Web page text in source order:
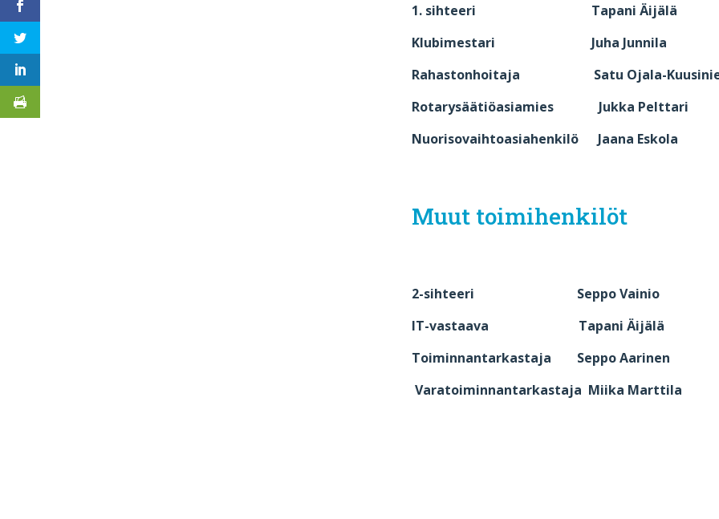
1. sihteeri Tapani Äijälä
Klubimestari Juha Junnila
Rahastonhoitaja Satu Ojala-
Rotarysäätiöasiamies Jukka Pelttari
Nuorisovaihtoasiahenkilö Jaana
Muut toimihenkilöt
2-sihteeri Seppo Vainio
IT-vastaava Tapani Äijälä
Toiminnantarkastaja Seppo Aarinen
Varatoiminnantarkastaja Miika Marttila